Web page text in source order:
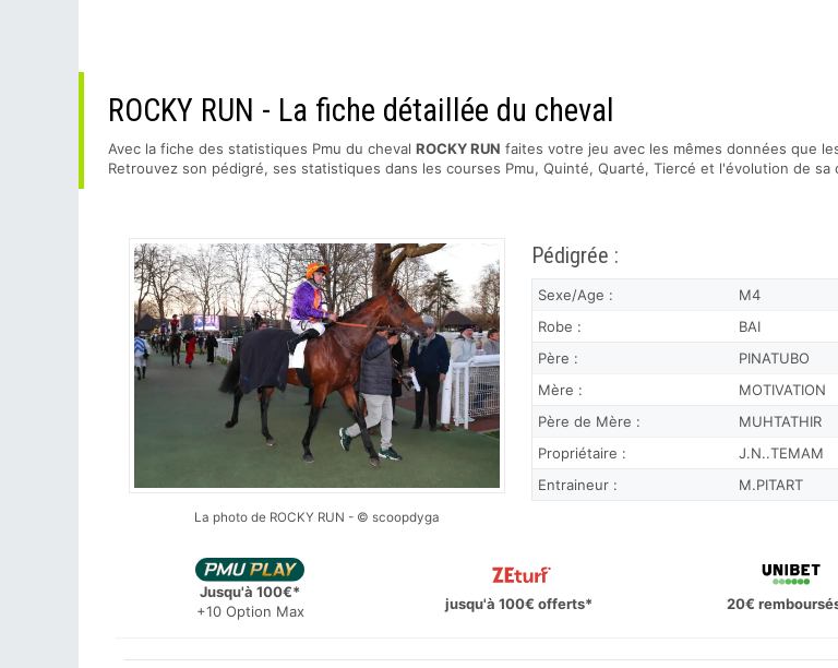
ROCKY RUN - La fiche détaillée du cheval
Avec la fiche des statistiques Pmu du cheval ROCKY RUN faites votre jeu avec les mêmes données que
Retrouvez son pédigré, ses statistiques dans les courses Pmu, Quinté, Quarté, Tiercé et l'évolution de
La photo de ROCKY RUN - © scoopdyga
Pédigrée :
Sexe/Age :
M4
Robe :
BAI
Père :
PINATUBO
Mère :
MOTIVATION
Père de Mère :
MUHTATHIR
Propriétaire :
J.N..TEMAM
Entraineur :
M.PITART
Jusqu'à 100€*
+10 Option Max
jusqu'à 100€ offerts* 20€